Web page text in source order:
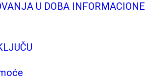
U DOBA INFORMACIONE